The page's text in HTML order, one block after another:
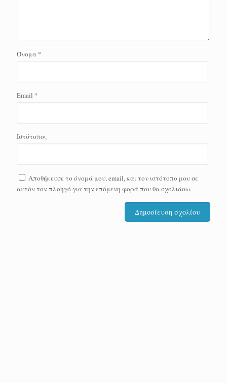
Όνομα *
Email *
Ιστότοπος
Αποθήκευσε το όνομά μου, email, και τον ιστότοπο μου σε
αυτόν τον πλοηγό για την επόμενη φορά που θα σχολιάσω.